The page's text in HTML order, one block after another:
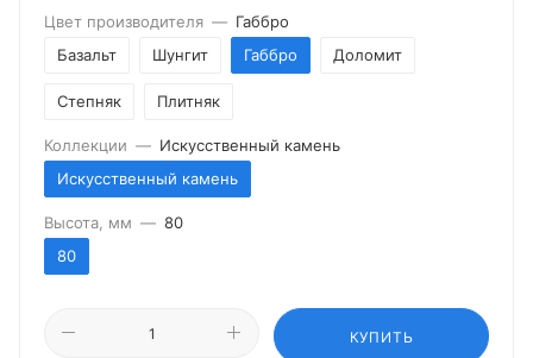
Цвет производителя — Габбро
Базальт
Шунгит Габбро Доломит
Степняк Плитняк
Коллекции — Искусственный камень
Искусственный камень
Высота, мм — 80
80
КУПИТЬ